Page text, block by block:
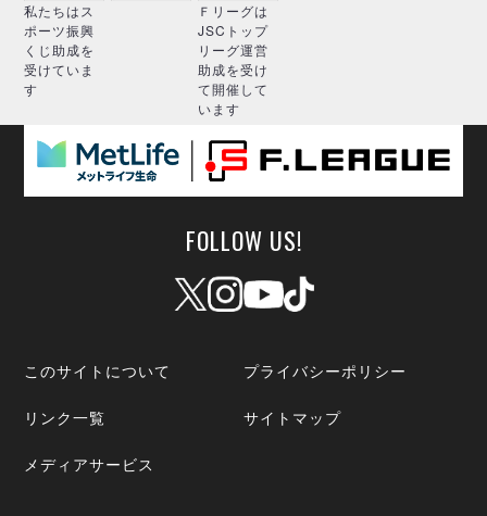
私たちはス
ポーツ振興
くじ助成を
受けていま
す
Ｆリーグは
JSCトップ
リーグ運営
助成を受け
て開催して
います
FOLLOW US!
このサイトについて プライバシーポリシー
リンク一覧 サイトマップ
メディアサービス